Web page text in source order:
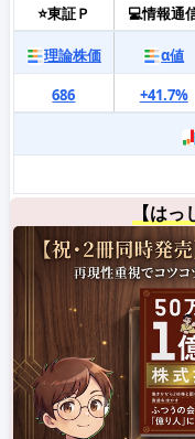
⭐東証Ｐ 💻情報通
理論株価 α値
686
+41.7%
【は